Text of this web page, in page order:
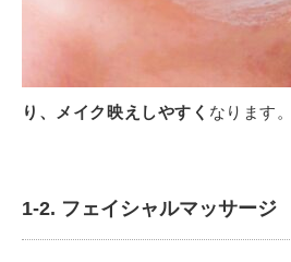
り、メイク映えしやすく なります。
1-2. フェイシャルマッサージ